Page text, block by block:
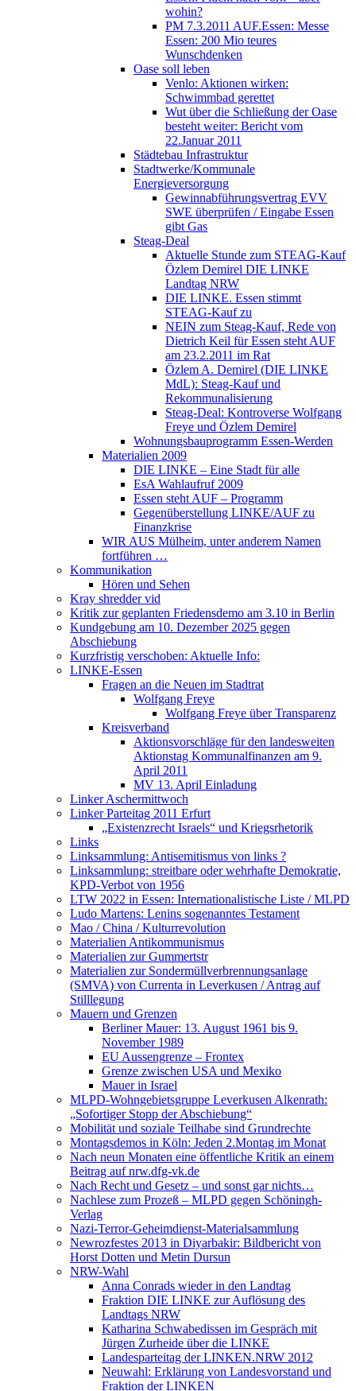
wohin?
PM 7.3.2011 AUF.Essen: Messe
Essen: 200 Mio teures
Wunschdenken
Oase soll leben
Venlo: Aktionen wirken:
Schwimmbad gerettet
Wut über die Schließung der Oase
besteht weiter: Bericht vom
22.Januar 2011
Städtebau Infrastruktur
Stadtwerke/Kommunale
Energieversorgung
Gewinnabführungsvertrag EVV
SWE überprüfen / Eingabe Essen
gibt Gas
Steag-Deal
Aktuelle Stunde zum STEAG-Kauf
Özlem Demirel DIE LINKE
Landtag NRW
DIE LINKE. Essen stimmt
STEAG-Kauf zu
NEIN zum Steag-Kauf, Rede von
Dietrich Keil für Essen steht AUF
am 23.2.2011 im Rat
Özlem A. Demirel (DIE LINKE
MdL): Steag-Kauf und
Rekommunalisierung
Steag-Deal: Kontroverse Wolfgang
Freye und Özlem Demirel
Wohnungsbauprogramm Essen-Werden
Materialien 2009
DIE LINKE – Eine Stadt für alle
EsA Wahlaufruf 2009
Essen steht AUF – Programm
Gegenüberstellung LINKE/AUF zu
Finanzkrise
WIR AUS Mülheim, unter anderem Namen
fortführen …
Kommunikation
Hören und Sehen
Kray shredder vid
Kritik zur geplanten Friedensdemo am 3.10 in Berlin
Kundgebung am 10. Dezember 2025 gegen
Abschiebung
Kurzfristig verschoben: Aktuelle Info:
LINKE-Essen
Fragen an die Neuen im Stadtrat
Wolfgang Freye
Wolfgang Freye über Transparenz
Kreisverband
Aktionsvorschläge für den landesweiten
Aktionstag Kommunalfinanzen am 9.
April 2011
MV 13. April Einladung
Linker Aschermittwoch
Linker Parteitag 2011 Erfurt
„Existenzrecht Israels“ und Kriegsrhetorik
Links
Linksammlung: Antisemitismus von links ?
Linksammlung: streitbare oder wehrhafte Demokratie,
KPD-Verbot von 1956
LTW 2022 in Essen: Internationalistische Liste / MLPD
Ludo Martens: Lenins sogenanntes Testament
Mao / China / Kulturrevolution
Materialien Antikommunismus
Materialien zur Gummertstr
Materialien zur Sondermüllverbrennungsanlage
(SMVA) von Currenta in Leverkusen / Antrag auf
Stilllegung
Mauern und Grenzen
Berliner Mauer: 13. August 1961 bis 9.
November 1989
EU Aussengrenze – Frontex
Grenze zwischen USA und Mexiko
Mauer in Israel
MLPD-Wohngebietsgruppe Leverkusen Alkenrath:
„Sofortiger Stopp der Abschiebung“
Mobilität und soziale Teilhabe sind Grundrechte
Montagsdemos in Köln: Jeden 2.Montag im Monat
Nach neun Monaten eine öffentliche Kritik an einem
Beitrag auf nrw.dfg-vk.de
Nach Recht und Gesetz – und sonst gar nichts…
Nachlese zum Prozeß – MLPD gegen Schöningh-
Verlag
Nazi-Terror-Geheimdienst-Materialsammlung
Newrozfestes 2013 in Diyarbakir: Bildbericht von
Horst Dotten und Metin Dursun
NRW-Wahl
Anna Conrads wieder in den Landtag
Fraktion DIE LINKE zur Auflösung des
Landtags NRW
Katharina Schwabedissen im Gespräch mit
Jürgen Zurheide über die LINKE
Landesparteitag der LINKEN.NRW 2012
Neuwahl: Erklärung von Landesvorstand und
Fraktion der LINKEN